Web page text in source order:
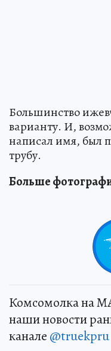
Большинство
варианту. И,
написал имя, был
трубу.
Больше
Комсомолка на
наши новости
канале @truekpru